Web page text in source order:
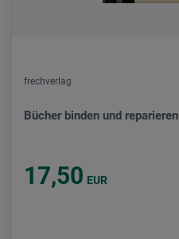
frechverlag
Bücher binden und reparieren
17,50 EUR